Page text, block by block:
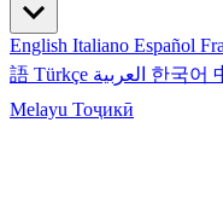
English Italiano Español
語 Türkçe 한국어
Melayu Тоҷикӣ